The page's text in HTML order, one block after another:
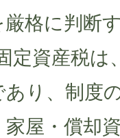
格に判断
定資産税は
り、制度
家屋・償却